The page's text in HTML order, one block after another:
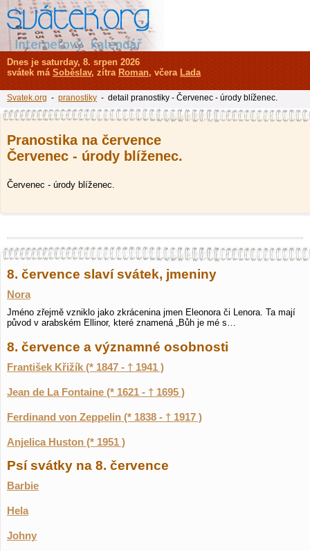
Pranostika na července
Červenec - úrody blíženec.
Červenec - úrody blíženec.
8. července slaví svátek, jmeniny
Nora
Jméno zřejmě vzniklo jako zkrácenina jmen Eleonora či Lenora. Ta mají
původ v arabském Ellinor, které znamená „Bůh je mé s…
8. července a významné osobnosti
František Křižík (* 1847 - † 1941 )
Jean de La Fontaine (* 1621 - † 1695 )
Ferdinand von Zeppelin (* 1838 - † 1917 )
Anjelica Huston (* 1951 )
Psí svátky na 8. července
Barbie
Hela
Johny
Dnes je saturday, 8. srpen 2026
svátek má Soběslav, zítra Roman, včera Lada
Svatek.org - pranostiky - detail pranostiky - Červenec - úrody blíženec.